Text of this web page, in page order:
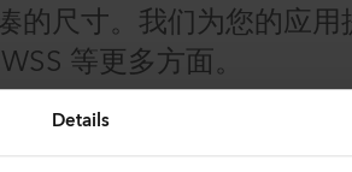
Details
的尺寸。我们为您的应用
等更多方面。